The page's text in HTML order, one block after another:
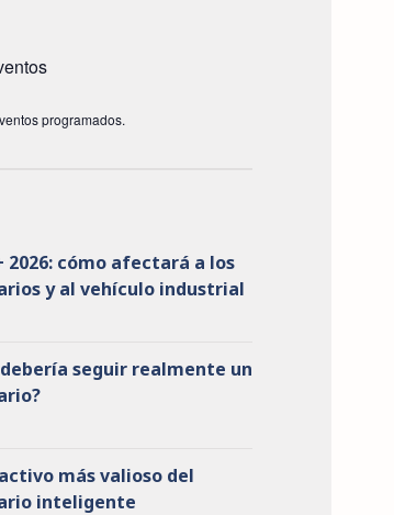
programados.
2026: cómo afectará a los
y al vehículo industrial
debería seguir realmente un
más valioso del
inteligente